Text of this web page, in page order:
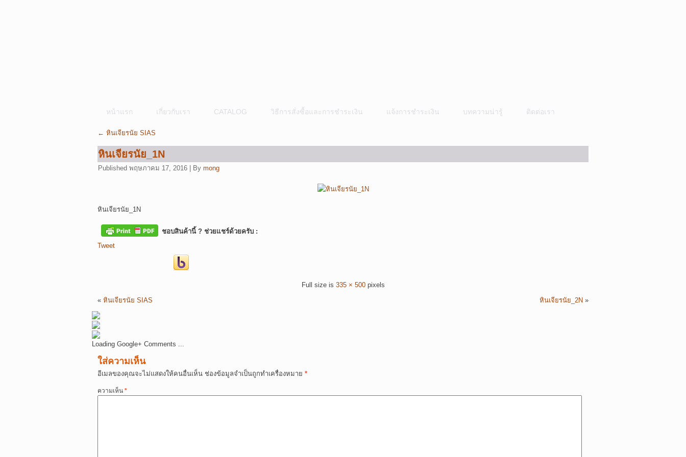
หน้าแรก เกี่ยวกับเรา CATALOG วิธีการสั่งซื้อและการชำระเงิน แจ้งการชำระเงิน บทความน่ารู้ ติดต่อเรา
← หินเจียรนัย SIAS
หินเจียรนัย_1N
Published พฤษภาคม 17, 2016 By mong
หินเจียรนัย_1N
ชอบสินค้านี้ ? ช่วยแชร์ด้วยครับ :
Tweet
Full size is 335 × 500pixels
« หินเจียรนัย SIAS หินเจียรนัย_2N »
Loading Google+ Comments ...
ใส่ความเห็น
อีเมลของคุณจะไม่แสดงให้คนอื่นเห็น ช่องข้อมูลจำเป็นถูกทำเครื่องหมาย *
ความเห็น *